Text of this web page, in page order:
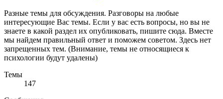
Разные темы для обсуждения. Разговоры на любые
интересующие Вас темы. Если у вас есть вопросы, но вы не
знаете в какой раздел их опубликовать, пишите сюда. Вместе
мы найдем правильный ответ и поможем советом. Здесь нет
запрещенных тем. (Внимание, темы не относящиеся к
психологии будут удалены)
Темы
147